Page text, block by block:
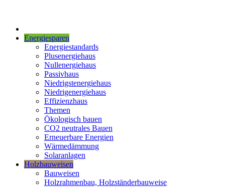
Energiesparen
Energiestandards
Plusenergiehaus
Nullenergiehaus
Passivhaus
Niedrigstenergiehaus
Niedrigenergiehaus
Effizienzhaus
Themen
Ökologisch bauen
CO2 neutrales Bauen
Erneuerbare Energien
Wärmedämmung
Solaranlagen
Holzbauweisen
Bauweisen
Holzrahmenbau, Holzständerbauweise